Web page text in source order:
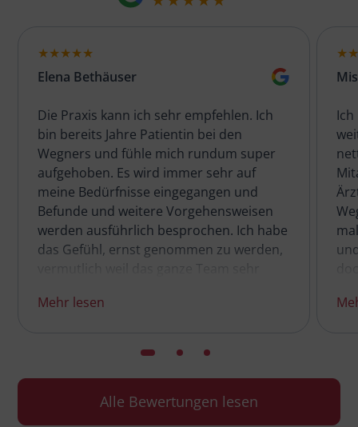
Elena Bethäuser
Die Praxis kann ich sehr empfehlen. Ich
bin bereits Jahre Patientin bei den
Wegners und fühle mich rundum super
aufgehoben. Es wird immer sehr auf
meine Bedürfnisse eingegangen und
Befunde und weitere Vorgehensweisen
werden ausführlich besprochen. Ich habe
das Gefühl, ernst genommen zu werden,
Auch am neuen Standort fühle ich mich
gestaltet. Was ich ich auch sehr toll finde
auch Menschen die nicht gut zu Fuß sind,
die Praxis gut erreichen können. Große
Empfehlung.
Mehr lesen
Alle Bewertungen lesen